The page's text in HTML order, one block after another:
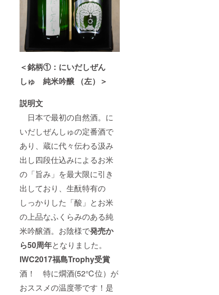
＜銘柄①：にいだしぜん
しゅ 純米吟醸 （左）＞
説明文
日本で最初の自然酒。に
いだしぜんしゅの定番酒で
あり、蔵に代々伝わる汲み
出し四段仕込みによるお米
の「旨み」を最大限に引き
出しており、生酛特有の
しっかりした「酸」とお米
の上品なふくらみのある純
米吟醸酒。お陰様で発売か
ら50周年となりました。
IWC2017福島Trophy受賞
酒！ 特に燗酒(52℃位）が
おススメの温度帯です！是